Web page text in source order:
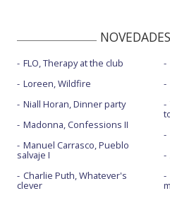
FLO, Therapy at the club
Loreen, Wildfire
Niall Horan, Dinner party
Madonna, Confessions II
Manuel Carrasco, Pueblo
salvaje I
Charlie Puth, Whatever's
clever